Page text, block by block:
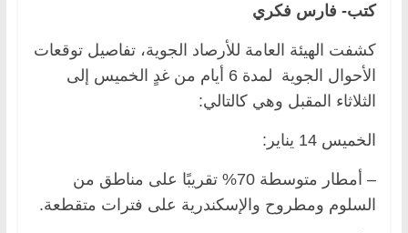
كتب- فارس فكري
كشفت الهيئة العامة للأرصاد الجوية، تفاصيل توقعات
الأحوال الجوية لمدة 6 أيام من غدٍ الخميس إلى
الثلاثاء المقبل وهي كالتالي:
الخميس 14 يناير:
– أمطار متوسطة 70% تقريبًا على مناطق من
السلوم ومطروح والإسكندرية على فترات متقطعة.